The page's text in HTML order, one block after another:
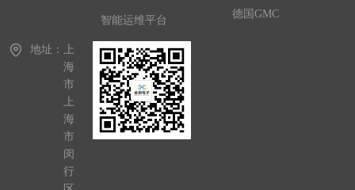
智能运维平台
地址：
上
海
市
上
海
市
闵
行
德国GMC